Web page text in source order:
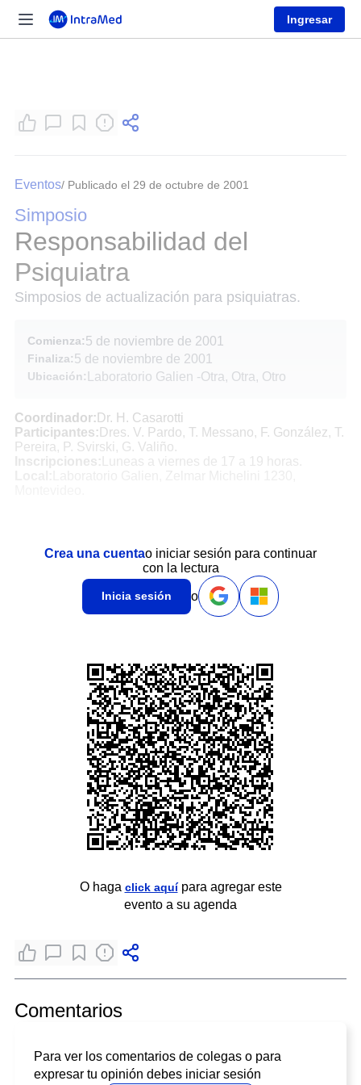
Ingresar
Eventos/ Publicado el 29 de octubre de 2001
Simposio
Responsabilidad del
Psiquiatra
Simposios de actualización para psiquiatras.
Comienza:5 de noviembre de 2001
Finaliza:5 de noviembre de 2001
Ubicación: Laboratorio Galien -Otra, Otra, Otro
Coordinador: Dr. H. Casarotti
Participantes: Dres. V. Pardo, T. Messano, F. González, T.
Pereira, P. Svirski, G. Valiño.
Inscripciones:
Luneas a viernes de 17 a 19 horas.
Crea una cuentao iniciar sesión para continuar
con la lectura
Inicia sesión o
O haga click aquípara agregar este
evento a su agenda
Comentarios
Para ver los comentarios de colegas o para
expresar tu opinión debes iniciar sesión